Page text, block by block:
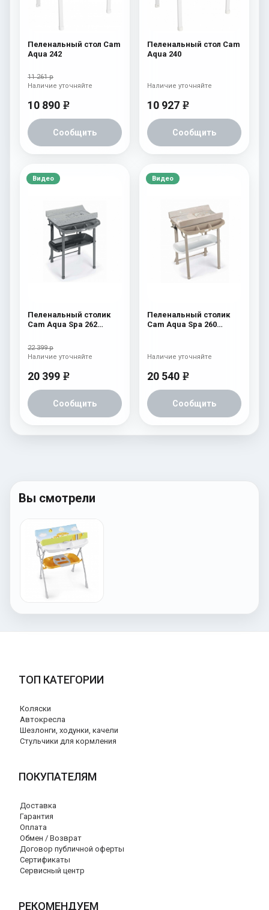
Пеленальный стол Cam
Aqua 242
11 261 р
10 890 e
Сообщить
Наличие уточняйте
Пеленальный стол Cam
Aqua 240
10 927 e
Сообщить
Наличие уточняйте
Видео
Пеленальный столик
Cam Aqua Spa 262
22 399 р
20 399 e
Сообщить
Наличие уточняйте
Видео
Пеленальный столик
Cam Aqua Spa 260
20 540 e
Сообщить
Наличие уточняйте
Вы смотрели
ТОП КАТЕГОРИИ
Коляски
Автокресла
Шезлонги, ходунки, качели
Стульчики для кормления
ПОКУПАТЕЛЯМ
Доставка
Гарантия
Оплата
Обмен / Возврат
Договор публичной оферты
Сертификаты
Сервисный центр
РЕКОМЕНДУЕМ